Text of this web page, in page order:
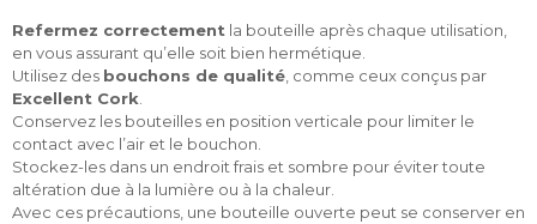
Refermez correctement la bouteille après chaque utilisation,
en vous assurant qu’elle soit bien hermétique.
Utilisez des bouchons de qualité , comme ceux conçus par
Excellent Cork
Conservez les bouteilles en position verticale pour limiter le
contact avec l’air et le bouchon.
Stockez-les dans un endroit frais et sombre pour éviter toute
altération due à la lumière ou à la chaleur.
Avec ces précautions, une bouteille ouverte peut se conserver en